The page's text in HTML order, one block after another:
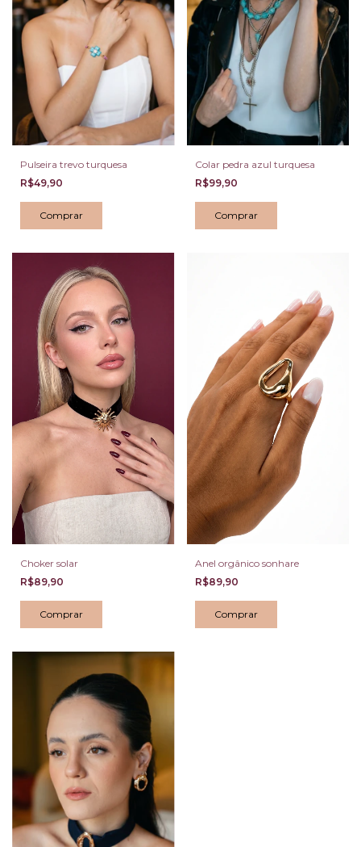
Pulseira trevo turquesa
R$49,90
Colar pedra azul turquesa
R$99,90
Choker solar
R$89,90
Anel orgânico sonhare
R$89,90
Comprar